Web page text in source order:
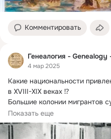
Комментировать
Генеалогия -
4 мар 2025
Какие национальности
в XVIII-XIX веках ⁉
Большие колонии мигрантов
XVI...
Показать еще